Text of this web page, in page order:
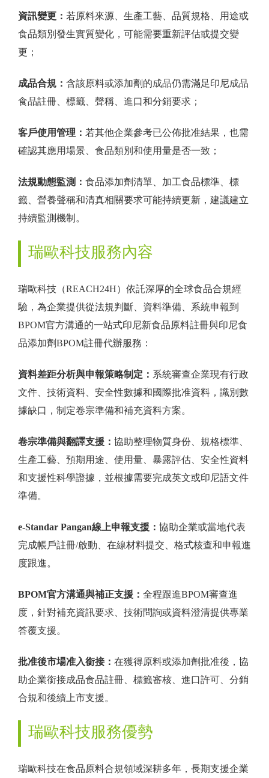
資訊變更： 若原料來源、生產工藝、品質規格、用途或
食品類別發生實質變化，可能需要重新評估或提交變
更；
成品合規： 含該原料或添加劑的成品仍需滿足印尼成品
食品註冊、標籤、聲稱、進口和分銷要求；
客戶使用管理： 若其他企業參考已公佈批准結果，也需
確認其應用場景、食品類別和使用量是否一致；
法規動態監測： 食品添加劑清單、加工食品標準、標
籤、營養聲稱和清真相關要求可能持續更新，建議建立
持續監測機制。
瑞歐科技服務內容
瑞歐科技（REACH24H）依託深厚的全球食品合規經
驗，為企業提供從法規判斷、資料準備、系統申報到
BPOM官方溝通的一站式印尼新食品原料註冊與印尼食
品添加劑BPOM註冊代辦服務：
資料差距分析與申報策略制定： 系統審查企業現有行政
文件、技術資料、安全性數據和國際批准資料，識別數
據缺口，制定卷宗準備和補充資料方案。
卷宗準備與翻譯支援： 協助整理物質身份、規格標準、
生產工藝、預期用途、使用量、暴露評估、安全性資料
和支援性科學證據，並根據需要完成英文或印尼語文件
準備。
e-Standar Pangan線上申報支援： 協助企業或當地代表
完成帳戶註冊/啟動、在線材料提交、格式核查和申報進
度跟進。
BPOM官方溝通與補正支援： 全程跟進BPOM審查進
度，針對補充資訊要求、技術問詢或資料澄清提供專業
答覆支援。
批准後市場准入銜接： 在獲得原料或添加劑批准後，協
助企業銜接成品食品註冊、標籤審核、進口許可、分銷
合規和後續上市支援。
瑞歐科技服務優勢
瑞歐科技在食品原料合規領域深耕多年，長期支援企業